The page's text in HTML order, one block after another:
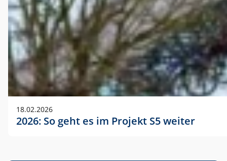
18.02.2026
2026: So geht es im Projekt S5 weiter